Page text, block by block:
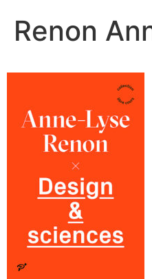
Renon